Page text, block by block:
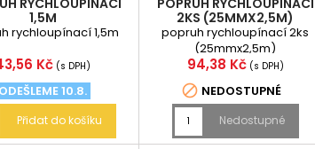
RYCHLOUPÍNACÍ
1,5M
rychloupínací 1,5m
Kč (s DPH)
ODEŠLEME 10.8.
Přidat do košíku
POPRUH RYCHLOUPÍNACÍ
2KS (25MMX2,5M)
popruh rychloupínací 2ks
(25mmx2,5m)
Cena
94,38 Kč (s DPH)
 NEDOSTUPNÉ
Nedostupné